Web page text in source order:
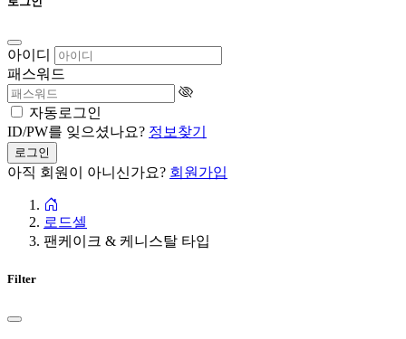
아이디
패스워드
자동로그인
ID/PW를 잊으셨나요? 정보찾기
로그인
아직 회원이 아니신가요? 회원가입
로드셀
팬케이크 & 케니스탈 타입
Filter